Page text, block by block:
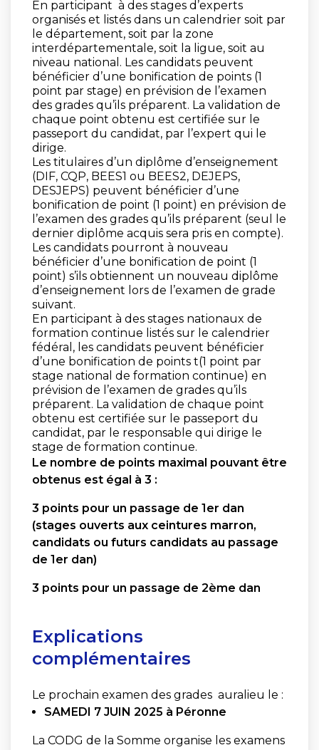
En participant à des stages d’experts
organisés et listés dans un calendrier soit par
le département, soit par la zone
interdépartementale, soit la ligue, soit au
niveau national. Les candidats peuvent
bénéficier d’une bonification de points (1
point par stage) en prévision de l’examen
des grades qu’ils préparent. La validation de
chaque point obtenu est certifiée sur le
passeport du candidat, par l’expert qui le
dirige.
Les titulaires d’un diplôme d’enseignement
(DIF, CQP, BEES1 ou BEES2, DEJEPS,
DESJEPS) peuvent bénéficier d’une
bonification de point (1 point) en prévision de
l’examen des grades qu’ils préparent (seul le
dernier diplôme acquis sera pris en compte).
Les candidats pourront à nouveau
bénéficier d’une bonification de point (1
point) s’ils obtiennent un nouveau diplôme
d’enseignement lors de l’examen de grade
suivant.
En participant à des stages nationaux de
formation continue listés sur le calendrier
fédéral, les candidats peuvent bénéficier
d’une bonification de points t(1 point par
stage national de formation continue) en
prévision de l’examen de grades qu’ils
préparent. La validation de chaque point
obtenu est certifiée sur le passeport du
candidat, par le responsable qui dirige le
stage de formation continue.
Le nombre de points maximal pouvant être
obtenus est égal à 3 :
3 points pour un passage de 1er dan
(stages ouverts aux ceintures marron,
candidats ou futurs candidats au passage
de 1er dan)
3 points pour un passage de 2ème dan
Explications
complémentaires
Le prochain examen des grades auralieu le :
SAMEDI 7 JUIN 2025 à Péronne
La CODG de la Somme organise les examens